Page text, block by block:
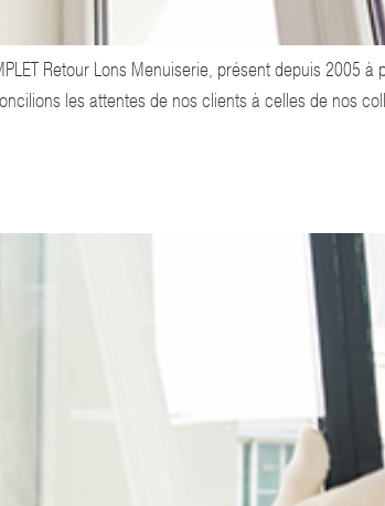
Retour Lons Menuiserie, présent depuis 2005
les attentes de nos clients à celles de nos